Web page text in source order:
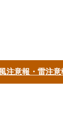
注意報・雷注意